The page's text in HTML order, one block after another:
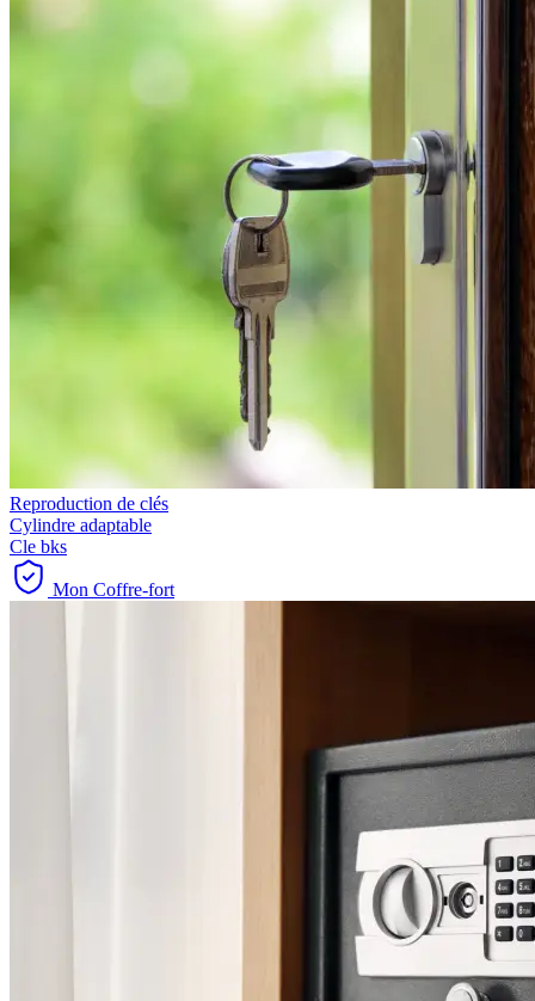
Reproduction de clés
Cylindre adaptable
Cle bks
Mon Coffre-fort